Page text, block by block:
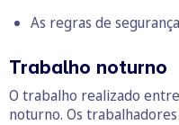
As regras de
Trabalho noturno
O trabalho realizado
noturno. Os